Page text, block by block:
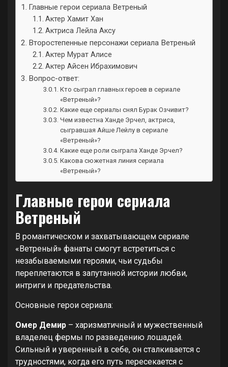
Главные герои сериала Ветреный
Актер Хамит Хан
Актриса Лейла Аксу
Второстепенные персонажи сериала Ветреный
Актер Мурат Алисе
Актер Айсен Ибрахимович
Вопрос-ответ:
Кто сыграл главных героев в сериале
«Ветреный»?
Какие еще сериалы снял Бурак Озчивит?
Чем известна Ханде Эрчел, актриса,
сыгравшая Айше Лейлу в сериале
«Ветреный»?
Какие еще роли сыграла Ханде Эрчел?
Какова сюжетная линия сериала
«Ветреный»?
Главные герои сериала
Ветреный
В романтическом и захватывающем сериале
«Ветреный» фанаты смогут встретиться с
незабываемыми героями, чьи судьбы
переплетаются в запутанной истории любви,
интриги и предательства.
Основные герои сериала:
Омер Демир – харизматичный и мужественный
владелец фермы по разведению лошадей.
Сильный и уверенный в себе, он сталкивается с
трудностями, когда его путь пересекается с